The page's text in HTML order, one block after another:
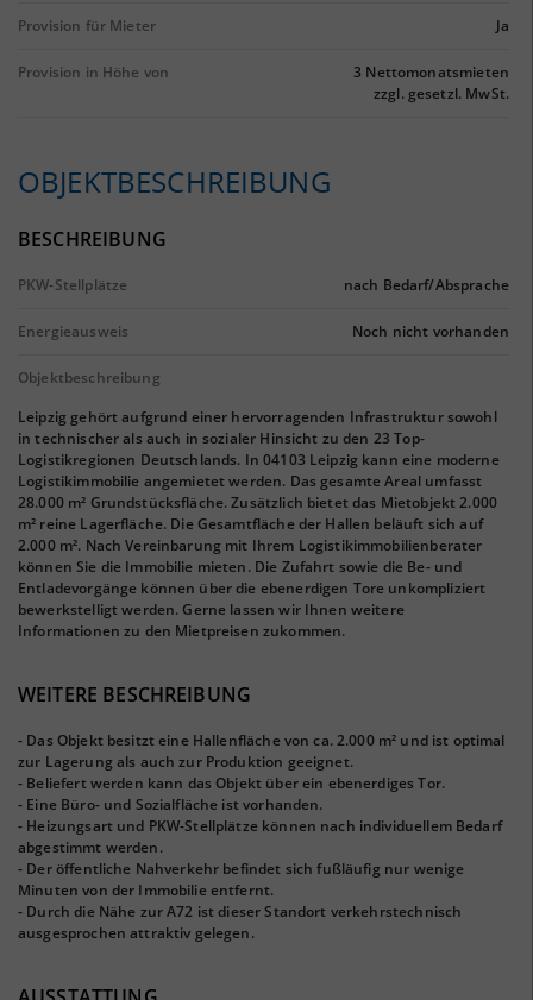
Provision für Mieter Ja
Provision in Höhe von
3 Nettomonatsmieten
zzgl. gesetzl. MwSt.
OBJEKTBESCHREIBUNG
BESCHREIBUNG
PKW-Stellplätze nach Bedarf/Absprache
Energieausweis Noch nicht vorhanden
Objektbeschreibung
Leipzig gehört aufgrund einer hervorragenden Infrastruktur sowohl
in technischer als auch in sozialer Hinsicht zu den 23 Top-
Logistikregionen Deutschlands. In 04103 Leipzig kann eine moderne
Logistikimmobilie angemietet werden. Das gesamte Areal umfasst
28.000 m² Grundstücksfläche. Zusätzlich bietet das Mietobjekt 2.000
m² reine Lagerfläche. Die Gesamtfläche der Hallen beläuft sich auf
2.000 m². Nach Vereinbarung mit Ihrem Logistikimmobilienberater
können Sie die Immobilie mieten. Die Zufahrt sowie die Be- und
Entladevorgänge können über die ebenerdigen Tore unkompliziert
bewerkstelligt werden. Gerne lassen wir Ihnen weitere
Informationen zu den Mietpreisen zukommen.
WEITERE BESCHREIBUNG
- Das Objekt besitzt eine Hallenfläche von ca. 2.000 m² und ist optimal
zur Lagerung als auch zur Produktion geeignet.
- Beliefert werden kann das Objekt über ein ebenerdiges Tor.
- Eine Büro- und Sozialfläche ist vorhanden.
- Heizungsart und PKW-Stellplätze können nach individuellem Bedarf
abgestimmt werden.
- Der öffentliche Nahverkehr befindet sich fußläufig nur wenige
Minuten von der Immobilie entfernt.
- Durch die Nähe zur A72 ist dieser Standort verkehrstechnisch
ausgesprochen attraktiv gelegen.